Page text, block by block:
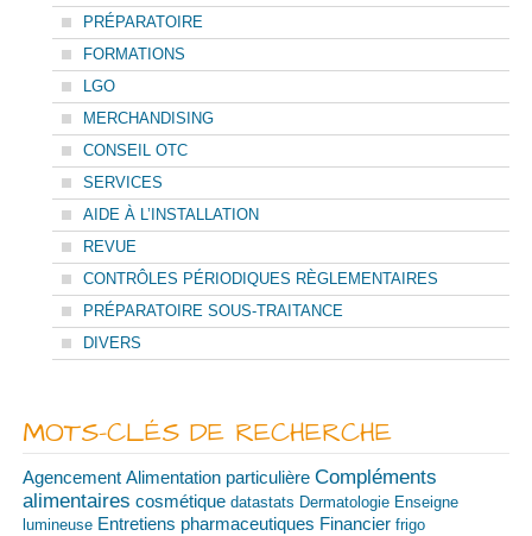
PRÉPARATOIRE
FORMATIONS
LGO
MERCHANDISING
CONSEIL OTC
SERVICES
AIDE À L’INSTALLATION
REVUE
CONTRÔLES PÉRIODIQUES RÈGLEMENTAIRES
PRÉPARATOIRE SOUS-TRAITANCE
DIVERS
MOTS-CLÉS DE RECHERCHE
Agencement Alimentation particulière Compléments
alimentaires cosmétique datastats Dermatologie Enseigne
lumineuse Entretiens pharmaceutiques Financier frigo